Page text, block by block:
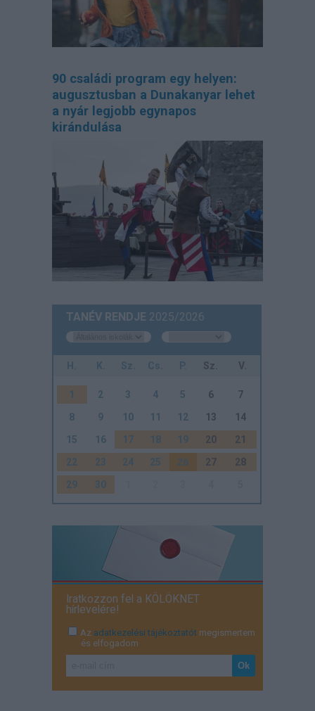
90 családi program egy helyen:
augusztusban a Dunakanyar lehet
a nyár legjobb egynapos
kirándulása
TANÉV RENDJE 2025/2026
H. K. Sz. Cs. P. Sz. V.
1 2 3 4 5 6
7
8
9 10 11 12 13
14
15
16 17 18 19 20
21
22
23 24 25 26 27
28
29
30
Iratkozzon fel a KÖLÖKNET
hírlevelére!
Az adatkezelési tájékoztatót megismertem
és elfogadom